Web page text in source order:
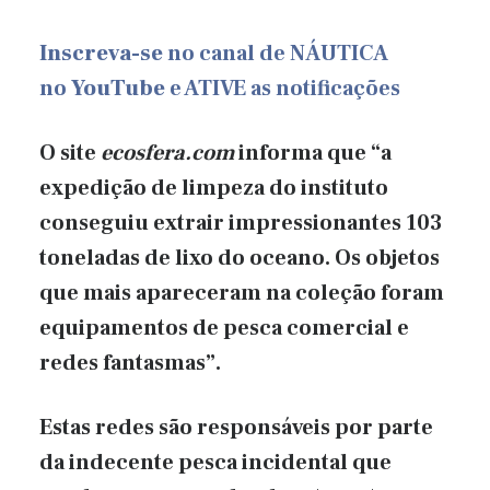
Inscreva-seno canal de NÁUTICA
noYouTubee ATIVE as notificações
O site ecosfera.cominforma que “a
expedição de limpeza do instituto
conseguiu extrair impressionantes 103
toneladas de lixo do oceano. Os objetos
que mais apareceram na coleção foram
equipamentos de pesca comercial e
redes fantasmas”.
Estas redes são responsáveis por parte
da indecente pesca incidental que